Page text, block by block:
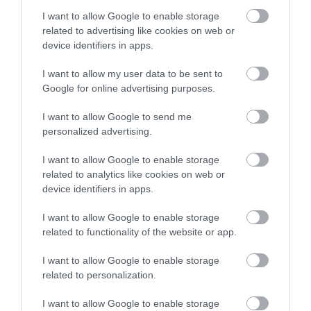
I want to allow Google to enable storage
related to advertising like cookies on web or
device identifiers in apps.
I want to allow my user data to be sent to
Google for online advertising purposes.
I want to allow Google to send me
personalized advertising.
I want to allow Google to enable storage
related to analytics like cookies on web or
device identifiers in apps.
I want to allow Google to enable storage
related to functionality of the website or app.
I want to allow Google to enable storage
related to personalization.
I want to allow Google to enable storage
Csilla Arató
2024. Február 3.
Mindenkinek ajánlom.
Szavcsur Kitti
2024. Január 21.
Gyönyörű, kellemes, tágas,
felszolgálás, nagyon finom
ételek, barátságos, kedves,
segítőkész személyzet,
családias a hangulat! Három
éve járunk az étterembe:
és évfordulókat itt ünnepeltük!
Törzshelyünkké vált! 10
csillag! :) Köszönjük!